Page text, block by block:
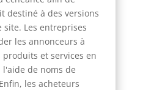
destiné à des versions
Les entreprises
les annonceurs à
et services en
de noms de
les acheteurs